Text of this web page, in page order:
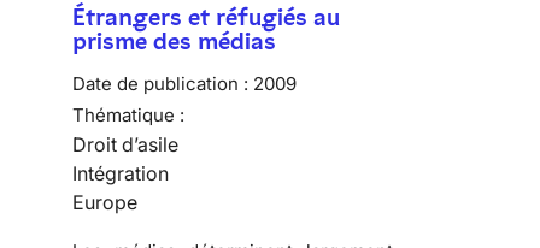
Étrangers et réfugiés au
prisme des médias
Date de publication : 2009
Thématique :
Droit d’asile
Intégration
Europe